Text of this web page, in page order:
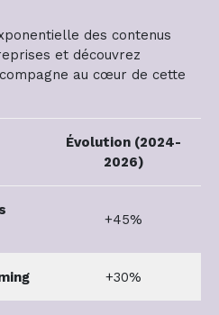
des contenus
et découvrez
au cœur de cette
Évolution (2024-
2026)
+45%
+30%